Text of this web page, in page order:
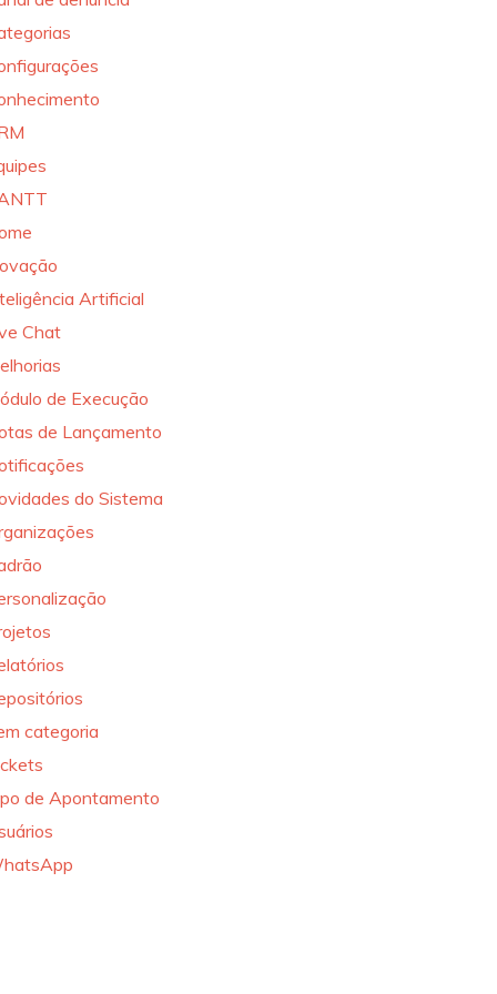
Artificial
Chat
de Execução
de Lançamento
do Sistema
categoria
de Apontamento